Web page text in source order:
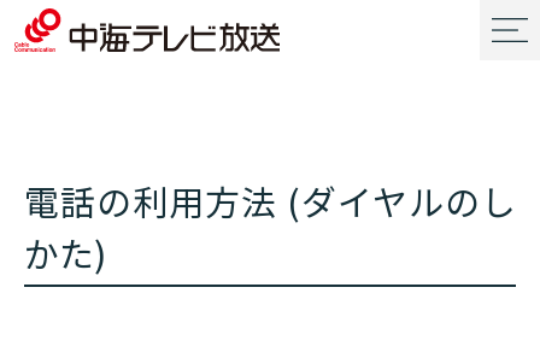
電話の利用方法 (ダイヤルのし
かた)